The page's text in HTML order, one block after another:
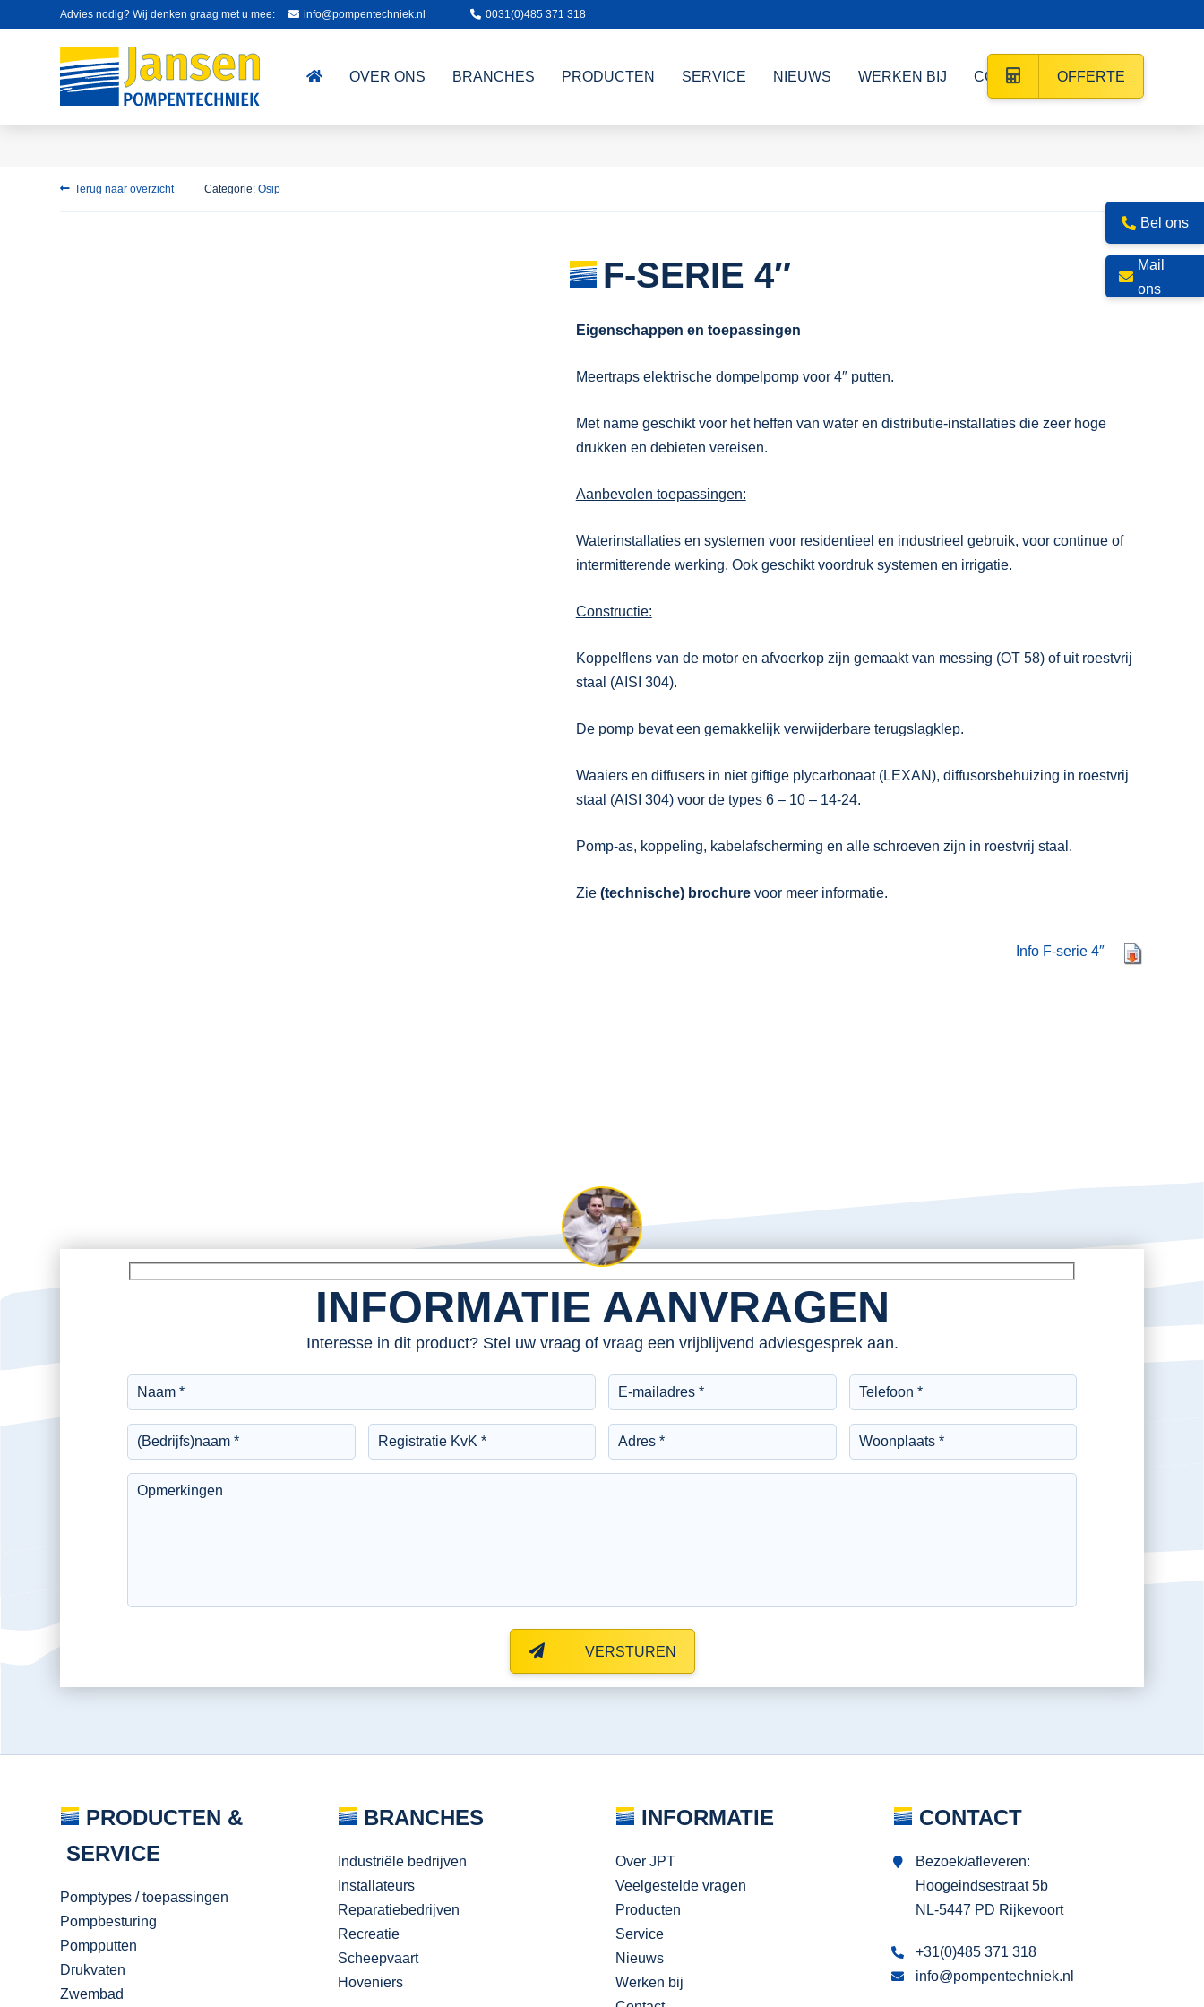
Advies nodig? Wij denken graag met u mee: info@pompentechniek.nl 0031(0)485 371 318
OVER ONS BRANCHES PRODUCTEN SERVICE NIEUWS WERKEN BIJ CONTACT OFFERTE
Terug naar overzicht Categorie: Osip
F-SERIE 4″
Eigenschappen en toepassingen
Meertraps elektrische dompelpomp voor 4″ putten.
Met name geschikt voor het heffen van water en distributie-installaties die zeer hoge
drukken en debieten vereisen.
Aanbevolen toepassingen:
Waterinstallaties en systemen voor residentieel en industrieel gebruik, voor continue of
intermitterende werking. Ook geschikt voordruk systemen en irrigatie.
Constructie:
Koppelflens van de motor en afvoerkop zijn gemaakt van messing (OT 58) of uit roestvrij
staal (AISI 304).
De pomp bevat een gemakkelijk verwijderbare terugslagklep.
Waaiers en diffusers in niet giftige plycarbonaat (LEXAN), diffusorsbehuizing in roestvrij
staal (AISI 304) voor de types 6 – 10 – 14-24.
Pomp-as, koppeling, kabelafscherming en alle schroeven zijn in roestvrij staal.
Zie (technische) brochurevoor meer informatie.
Info F-serie 4″
INFORMATIE AANVRAGEN
Interesse in dit product? Stel uw vraag of vraag een vrijblijvend adviesgesprek aan.
VERSTUREN
PRODUCTEN &
SERVICE
Pomptypes / toepassingen
Pompbesturing
Pompputten
Drukvaten
Zwembad
BRANCHES
Industriële bedrijven
Installateurs
Reparatiebedrijven
Recreatie
Scheepvaart
Hoveniers
INFORMATIE
Over JPT
Veelgestelde vragen
Producten
Service
Nieuws
Werken bij
CONTACT
Bezoek/afleveren:
Hoogeindsestraat 5b
NL-5447 PD Rijkevoort
+31(0)485 371 318
info@pompentechniek.nl
Bel ons
Mail
ons